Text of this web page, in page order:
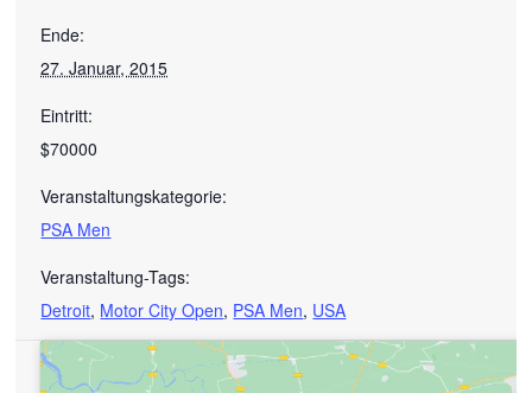
Ende:
27. Januar, 2015
Eintritt:
$70000
Veranstaltungskategorie:
PSA Men
Veranstaltung-Tags:
Detroit, Motor City Open, PSA Men, USA